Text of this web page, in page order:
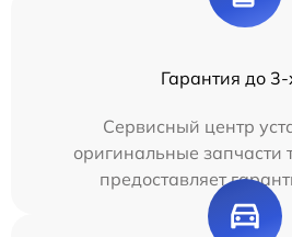
Гарантия до 3-
Сервисный центр
оригинальные запчасти
предоставляет